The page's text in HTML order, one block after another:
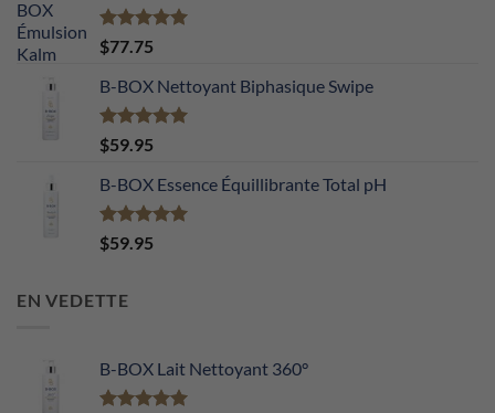
Note5.00
sur 5
$77.75
B-BOX Nettoyant Biphasique Swipe
Note5.00
sur 5
$59.95
B-BOX Essence Équillibrante Total pH
Note5.00
sur 5
$59.95
EN VEDETTE
B-BOX Lait Nettoyant 360°